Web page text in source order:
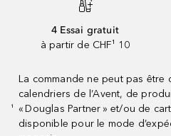
4 Essai gratuit
à partir de CHF¹ 10
¹
La commande ne peut pas être
calendriers de l’Avent, de
« Douglas Partner » et/ou de
disponible pour le mode